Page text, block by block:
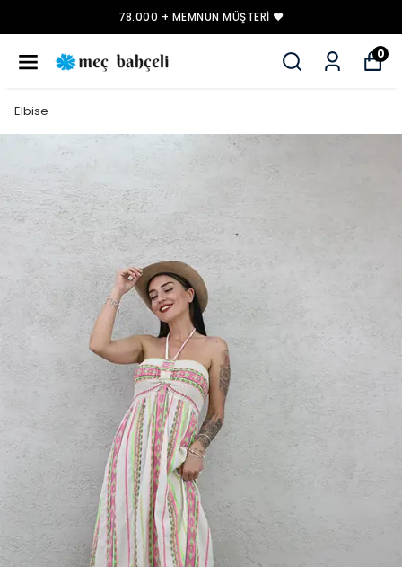
78.000 + MEMNUN MÜŞTERI ❤️
0
Elbise